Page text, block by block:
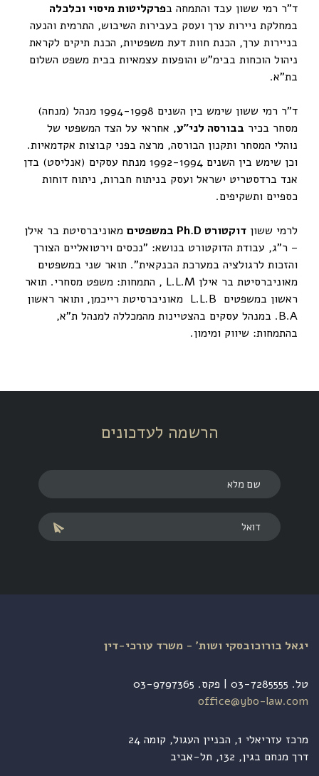
ד"ר רמי ששון עבד והתמחה בפרקליטות מיסוי וכלכלה
במחלקת ניירות ערך ועסק בעבירות השיבוש, התרמית והנעה
בניירות ערך, הכנת חוות דעת משפטיות, הכנת תיקים לקראת
ניהול הוכחות בבימ"ש והופעות עצמאיות בבית משפט השלום
בת"א.
ד"ר רמי ששון שימש בין השנים 1994-1998 מנהל (מנחה)
מסחר בכיר בבורסה לני"ע, אחראי על הצד המשפטי של
נוהלי המסחר ותקנון הבורסה, מרצה בפני קבוצות אקדמאיות.
וכן שימש בין השנים 1992-1994 מנתח עסקים (אנליסט) בדן
אנד ברדסטריט ישראל ועסק בניתוח חברות, ניתוח דוחות
כספיים ותשקיפים.
לרמי ששון דוקטורט Ph.D במשפטים מאוניברסיטת בר אילן
– ר"ג, עבודת הדוקטורט בנושא: "נכסים וירטואליים הצורך
והזכות לרגולציה במערכת הבנקאית". תואר שני במשפטים
מאוניברסיטת בר אילן L.L.M , התמחות: משפט מסחרי. תואר
ראשון במשפטים L.L.B מאוניברסיטת רייכמן, ותואר ראשון
B.A. במנהל עסקים בהצטיינות מהמכללה למנהל ת"א,
בהתמחות: שיווק ומימון.
הרשמה לעדכונים
יגאל בורוכובסקי ושות׳ - משרד עורכי-דין
טל. 03-7285555 | פקס. 03-9797365
office@ybo-law.com
מרכז עזריאלי 1, הבניין העגול, קומה 24
דרך מנחם בגין, 132, תל-אביב